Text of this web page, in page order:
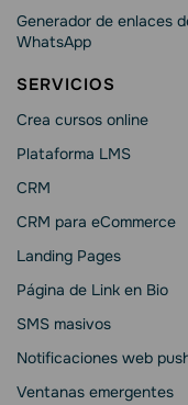
Generador de enlaces
WhatsApp
SERVICIOS
Crea cursos online
Plataforma LMS
CRM
CRM para eCommerce
Landing Pages
Página de Link en Bio
SMS masivos
Notificaciones web
Ventanas emergentes